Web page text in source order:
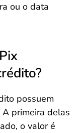
ou o data
possuem
primeira delas
o valor é